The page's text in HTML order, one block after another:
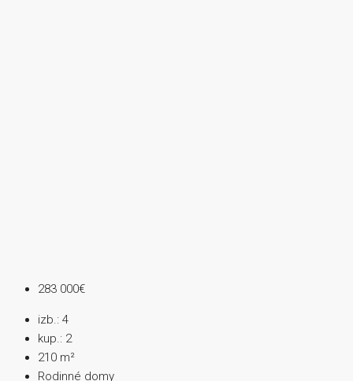
283 000€
izb.: 4
kup.: 2
210 m²
Rodinné domy